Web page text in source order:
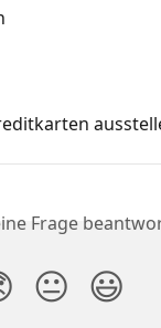
Frage
😐 😃